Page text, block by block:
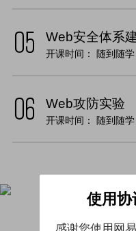
Web安全体系
开课时间： 随到随学
Web攻防实验
开课时间： 随到随学
使用协